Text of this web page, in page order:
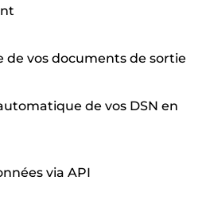
vos documents de sortie
de vos DSN en
via API